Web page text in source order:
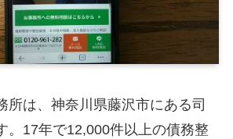
所は、神奈川県藤沢市にある司
。17年で12,000件以上の債務整